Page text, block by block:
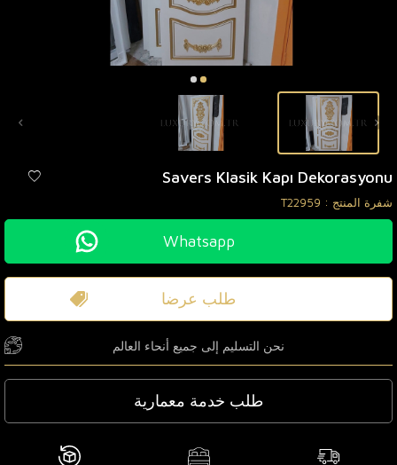
Savers Klasik Kapı Dekorasyonu
شفرة المنتج : T22959
Whatsapp
طلب عرضا
نحن التسليم إلى جميع أنحاء العالم
طلب خدمة معمارية